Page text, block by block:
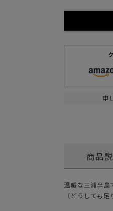
申
商品
温暖な三浦半島
（どうしても